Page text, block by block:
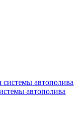
автополива